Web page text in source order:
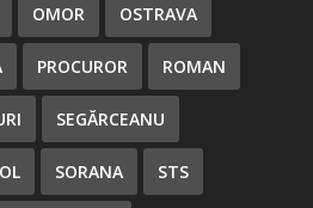
OMOR OSTRAVA
PROCUROR ROMAN
SEGĂRCEANU
SORANA STS